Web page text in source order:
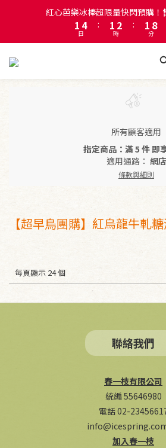
註冊會員即贈送50元購物金！會
紅心芭樂冰棒超限量快閃預購！
2
1
0
5
4
3
0
日
:
2
1
0
3
2
1
時
:
2
1
0
9
8
7
4
0
分
註冊會員即贈送50元購物金！會
所有顧客適用
指定商品：滿 5 件 即
適用通路： 網店
條款與細則
【超早鳥團購】紅烏龍牛軋
每頁顯示 24 個
聯絡我們
春一枝有限公司
統編 55646980
電話 02-
加入春一枝